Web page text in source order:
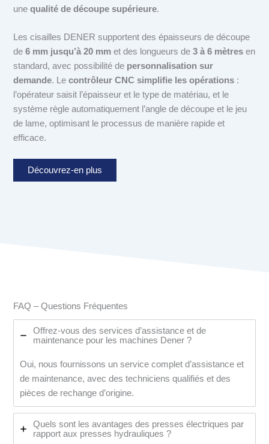
une qualité de découpe supérieure.
Les cisailles DENER supportent des épaisseurs de découpe
de 6 mm jusqu’à 20 mmet des longueurs de 3 à 6 mètresen
standard, avec possibilité de personnalisation sur
demande. Le contrôleur CNC simplifie les opérations:
l’opérateur saisit l’épaisseur et le type de matériau, et le
système règle automatiquement l’angle de découpe et le jeu
de lame, optimisant le processus de manière rapide et
efficace.
Découvrez-en plus
FAQ – Questions Fréquentes
Offrez-vous des services d’assistance et de
maintenance pour les machines Dener ?
Oui, nous fournissons un service complet d’assistance et
de maintenance, avec des techniciens qualifiés et des
pièces de rechange d’origine.
Quels sont les avantages des presses électriques par
rapport aux presses hydrauliques ?